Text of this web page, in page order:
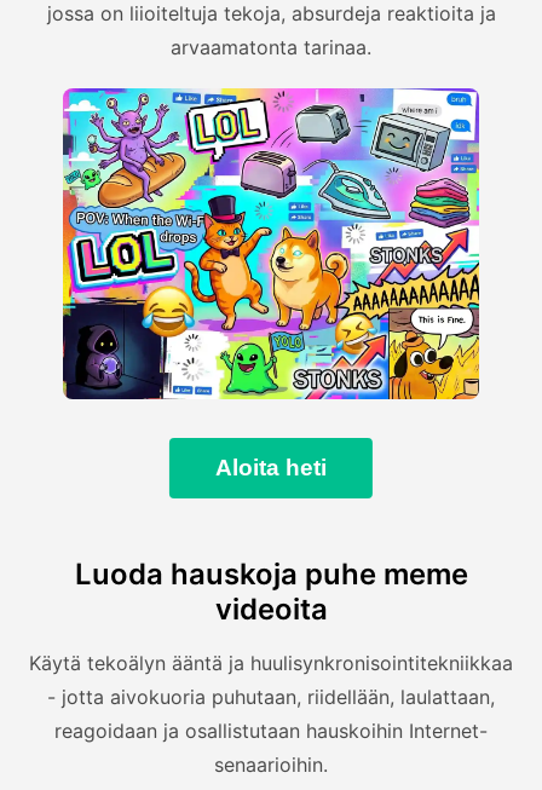
jossa on liioiteltuja tekoja, absurdeja reaktioita ja
arvaamatonta tarinaa.
Aloita heti
Luoda hauskoja puhe meme
videoita
Käytä tekoälyn ääntä ja huulisynkronisointitekniikkaa
- jotta aivokuoria puhutaan, riidellään, laulattaan,
reagoidaan ja osallistutaan hauskoihin Internet-
senaarioihin.